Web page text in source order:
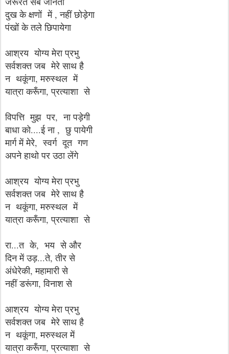
दुख के क्षणों में , नहीं छोड़ेगा
पंखों के तले छिपायेगा
आश्रय योग्य मेरा प्रभु
सर्वशक्त जब मेरे साथ है
न थकूंगा, मरुस्थल में
यात्रा करूँगा, प्रत्याशा से
विपत्ति मुझ पर, ना पड़ेगी
बाधा को....ई ना , छु पायेगी
मार्ग में मेरे, स्वर्ग दूत गण
अपने हाथो पर उठा लेंगे
आश्रय योग्य मेरा प्रभु
सर्वशक्त जब मेरे साथ है
न थकूंगा, मरुस्थल में
यात्रा करूँगा, प्रत्याशा से
रा...त के, भय से और
दिन में उड़...ते, तीर से
अंधेरेकी, महामारी से
नहीं डरूंगा, विनाश से
आश्रय योग्य मेरा प्रभु
सर्वशक्त जब मेरे साथ है
न थकूंगा, मरुस्थल में
यात्रा करूँगा, प्रत्याशा से